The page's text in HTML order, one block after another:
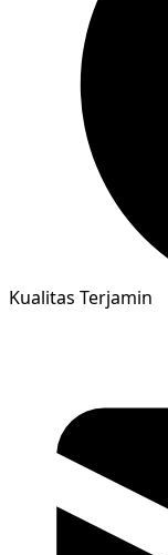
Kualitas Terjamin